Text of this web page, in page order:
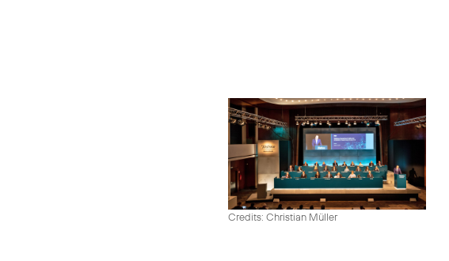
Credits: Christian Müller